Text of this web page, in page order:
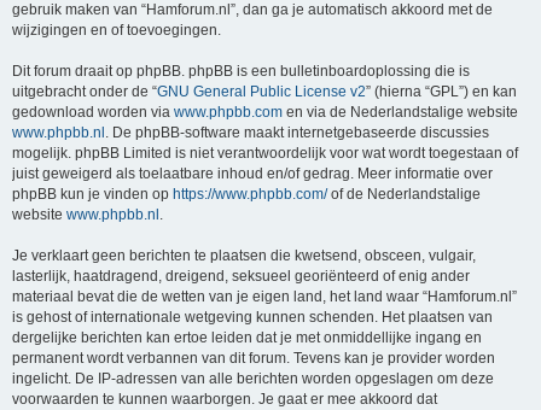
gebruik maken van “Hamforum.nl”, dan ga je automatisch akkoord met de
wijzigingen en of toevoegingen.
Dit forum draait op phpBB. phpBB is een bulletinboardoplossing die is
uitgebracht onder de “GNU General Public License v2” (hierna “GPL”) en kan
gedownload worden via www.phpbb.com en via de Nederlandstalige website
www.phpbb.nl . De phpBB-software maakt internetgebaseerde discussies
mogelijk. phpBB Limited is niet verantwoordelijk voor wat wordt toegestaan of
juist geweigerd als toelaatbare inhoud en/of gedrag. Meer informatie over
phpBB kun je vinden op https://www.phpbb.com/of de Nederlandstalige
website www.phpbb.nl .
Je verklaart geen berichten te plaatsen die kwetsend, obsceen, vulgair,
lasterlijk, haatdragend, dreigend, seksueel georiënteerd of enig ander
materiaal bevat die de wetten van je eigen land, het land waar “Hamforum.nl”
is gehost of internationale wetgeving kunnen schenden. Het plaatsen van
dergelijke berichten kan ertoe leiden dat je met onmiddellijke ingang en
permanent wordt verbannen van dit forum. Tevens kan je provider worden
ingelicht. De IP-adressen van alle berichten worden opgeslagen om deze
voorwaarden te kunnen waarborgen. Je gaat er mee akkoord dat